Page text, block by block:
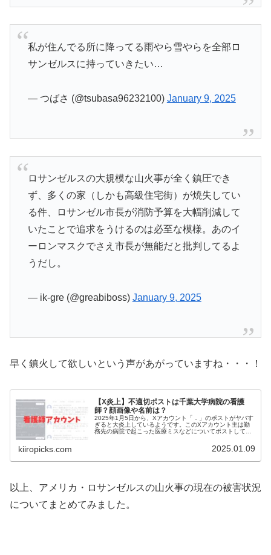
私が住んでる所に降ってる雨やら雪やらを全部ロ
サンゼルスに持っていきたい…
— つばさ (@tsubasa96232100) January 9, 2025
ロサンゼルスの大規模な山火事が全く鎮圧でき
ず、多くの家（しかも高級住宅街）が焼失してい
る件、ロサンゼル市長が消防予算を大幅削減して
いたことで追求をうけるのは必至な模様。あのイ
ーロンマスクでさえ市長が無能だと批判してるよ
うだし。
— ik-gre (@greabiboss) January 9, 2025
早く鎮火して欲しいという声があがっていますね・・・！
【X炎上】不適切ポストは千葉大学病院の看護
師？顔画像や名前は？
2025年1月5日から、Xアカウント「．」のポストがヤバす
ぎると大炎上しているようです。このXアカウント主は勤
務先の病院で起こった医療ミスなどについてポストしてお
kiiropicks.com 2025.01.09
以上、アメリカ・ロサンゼルスの山火事の現在の被害状況
についてまとめてみました。